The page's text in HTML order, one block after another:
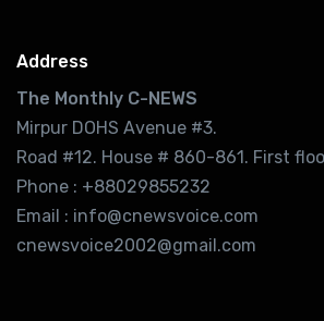
Address
The Monthly C-NEWS
Mirpur DOHS Avenue #3.
Road #12. House # 860-861. First
Phone : +88029855232
Email : info@cnewsvoice.com
cnewsvoice2002@gmail.com